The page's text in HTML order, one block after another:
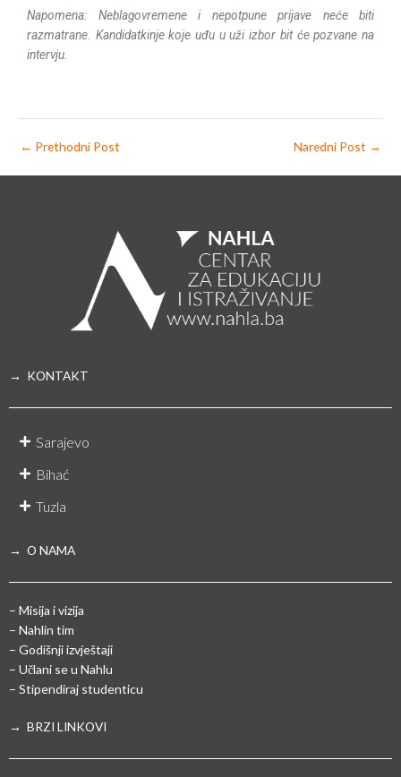
Napomena: Neblagovremene i nepotpune prijave neće biti
razmatrane. Kandidatkinje koje uđu u uži izbor bit će pozvane na
intervju.
← Prethodni Post Naredni Post →
→ KONTAKT
Sarajevo
Bihać
Tuzla
→ O NAMA
– Misija i vizija
– Nahlin tim
– Godišnji izvještaji
– Učlani se u Nahlu
– Stipendiraj studenticu
→ BRZI LINKOVI